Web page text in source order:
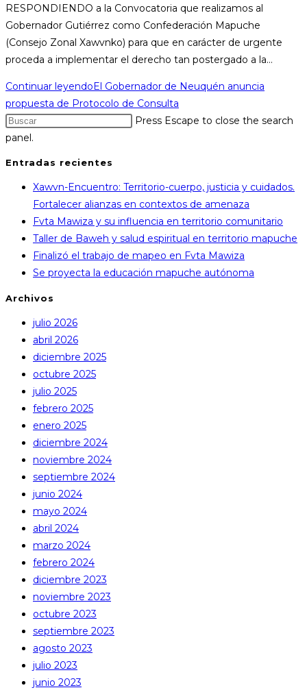
RESPONDIENDO a la Convocatoria que realizamos al
Gobernador Gutiérrez como Confederación Mapuche
(Consejo Zonal Xawvnko) para que en carácter de urgente
proceda a implementar el derecho tan postergado a la…
Continuar leyendoEl Gobernador de Neuquén anuncia
propuesta de Protocolo de Consulta
Press Escape to close the search
panel.
Entradas recientes
Xawvn-Encuentro: Territorio-cuerpo, justicia y cuidados.
Fortalecer alianzas en contextos de amenaza
Fvta Mawiza y su influencia en territorio comunitario
Taller de Baweh y salud espiritual en territorio mapuche
Finalizó el trabajo de mapeo en Fvta Mawiza
Se proyecta la educación mapuche autónoma
Archivos
julio 2026
abril 2026
diciembre 2025
octubre 2025
julio 2025
febrero 2025
enero 2025
diciembre 2024
noviembre 2024
septiembre 2024
junio 2024
mayo 2024
abril 2024
marzo 2024
febrero 2024
diciembre 2023
noviembre 2023
octubre 2023
septiembre 2023
agosto 2023
julio 2023
junio 2023